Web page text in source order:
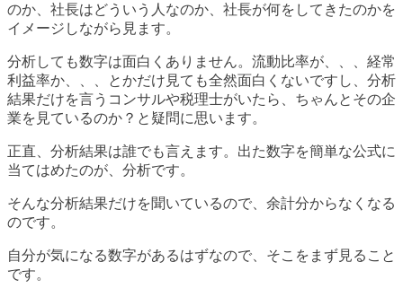
のか、社長はどういう人なのか、社長が何をしてきたのかを
イメージしながら見ます。
分析しても数字は面白くありません。流動比率が、、、経常
利益率か、、、とかだけ見ても全然面白くないですし、分析
結果だけを言うコンサルや税理士がいたら、ちゃんとその企
業を見ているのか？と疑問に思います。
正直、分析結果は誰でも言えます。出た数字を簡単な公式に
当てはめたのが、分析です。
そんな分析結果だけを聞いているので、余計分からなくなる
のです。
自分が気になる数字があるはずなので、そこをまず見ること
です。